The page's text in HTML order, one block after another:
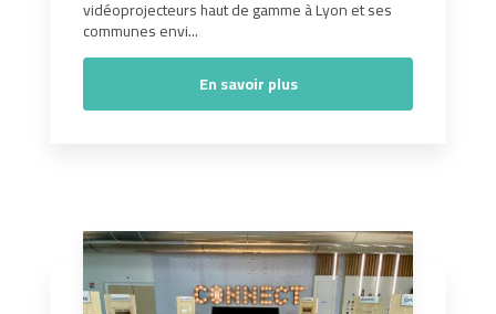
vidéoprojecteurs haut de gamme à Lyon et ses
communes envi...
En savoir plus